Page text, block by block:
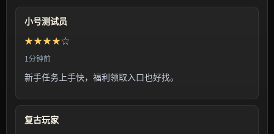
小号测试员
★★★★☆
1分钟前
新手任务上手快，福利领取入口也好找。
复古玩家